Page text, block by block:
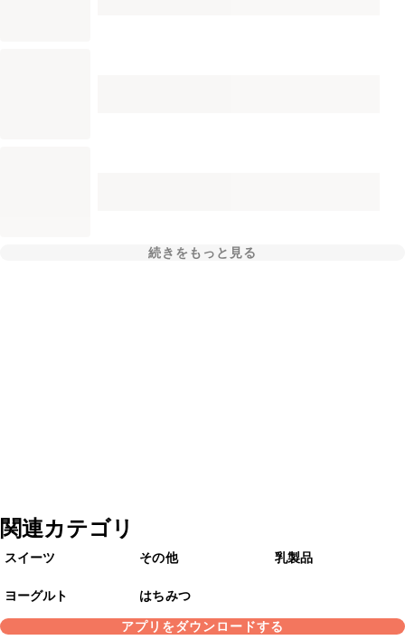
続きをもっと見る
関連カテゴリ
スイーツ その他 乳製品
ヨーグルト
はちみつ
アプリをダウンロードする